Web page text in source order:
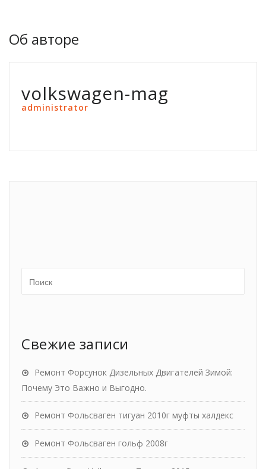
Об авторе
volkswagen-mag
administrator
Свежие записи
Ремонт Форсунок Дизельных Двигателей Зимой:
Почему Это Важно и Выгодно.
Ремонт Фольсваген тигуан 2010г муфты халдекс
Ремонт Фольсваген гольф 2008г